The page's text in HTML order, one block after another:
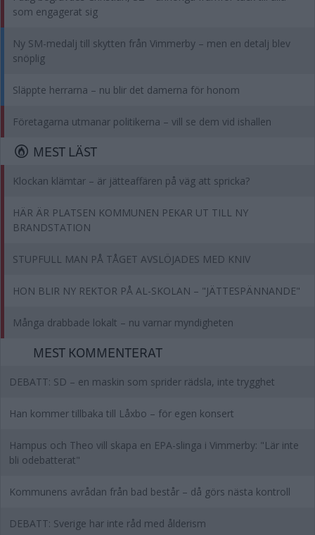
som engagerat sig
Ny SM-medalj till skytten från Vimmerby – men en detalj blev
snöplig
Släppte herrarna – nu blir det damerna för honom
Företagarna utmanar politikerna – vill se dem vid ishallen
MEST LÄST
Klockan klämtar – är jätteaffären på väg att spricka?
HÄR ÄR PLATSEN KOMMUNEN PEKAR UT TILL NY
BRANDSTATION
STUPFULL MAN PÅ TÅGET AVSLÖJADES MED KNIV
HON BLIR NY REKTOR PÅ AL-SKOLAN – "JÄTTESPÄNNANDE"
Många drabbade lokalt – nu varnar myndigheten
MEST KOMMENTERAT
DEBATT: SD – en maskin som sprider rädsla, inte trygghet
Han kommer tillbaka till Låxbo – för egen konsert
Hampus och Theo vill skapa en EPA-slinga i Vimmerby: "Lär inte
bli odebatterat"
Kommunens avrådan från bad består – då görs nästa kontroll
DEBATT: Sverige har inte råd med ålderism